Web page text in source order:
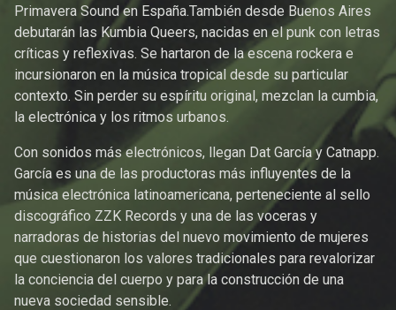
Primavera Sound en España.También desde Buenos Aires
debutarán las Kumbia Queers, nacidas en el punk con letras
críticas y reflexivas. Se hartaron de la escena rockera e
incursionaron en la música tropical desde su particular
contexto. Sin perder su espíritu original, mezclan la cumbia,
la electrónica y los ritmos urbanos.
Con sonidos más electrónicos, llegan Dat García y Catnapp.
García es una de las productoras más influyentes de la
música electrónica latinoamericana, perteneciente al sello
discográfico ZZK Records y una de las voceras y
narradoras de historias del nuevo movimiento de mujeres
que cuestionaron los valores tradicionales para revalorizar
la conciencia del cuerpo y para la construcción de una
nueva sociedad sensible.